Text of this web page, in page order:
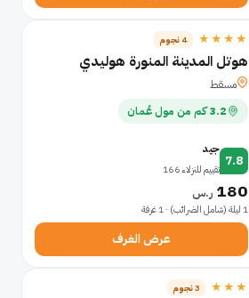
★★★★ 4 نجوم
هوتل المدينة المنورة هوليدي
مسقط
3.2 كم من مول عُمان
7.8
جيد
تقييم للنزلاء 166
180 ر.س
1 ليلة (شامل الضرائب) · 1 غرفة
عرض الغرف
★★★ 3 نجوم